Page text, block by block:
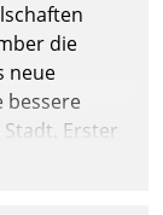
die
neue
Erster
Hub mit